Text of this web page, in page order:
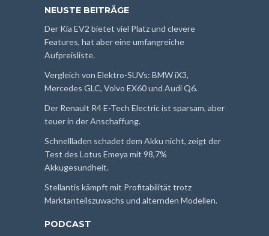
NEUSTE BEITRÄGE
Der Kia EV2 bietet viel Platz und clevere
Features, hat aber eine umfangreiche
Aufpreisliste.
Vergleich von Elektro-SUVs: BMW iX3,
Mercedes GLC, Volvo EX60 und Audi Q6.
Der Renault R4 E-Tech Electric ist sparsam, aber
teuer in der Anschaffung.
Schnellladen schadet dem Akku nicht, zeigt der
Test des Lotus Emeya mit 98,7%
Akkugesundheit.
Stellantis kämpft mit Profitabilität trotz
Marktanteilszuwachs und alternden Modellen.
PODCAST